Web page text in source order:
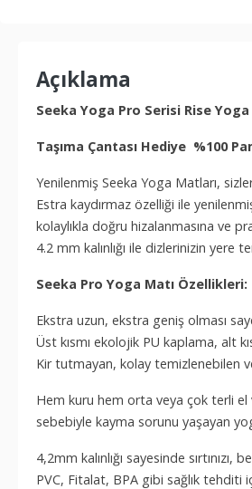
Açıklama
Seeka Yoga Pro Serisi Rise
Taşıma Çantası Hediye %100
Yenilenmiş Seeka Yoga Matları,
Estra kaydırmaz özelliği ile
kolaylıkla doğru hizalanmasına ve
4.2 mm kalınlığı ile dizlerinizin yere
Seeka Pro Yoga Matı Özellikleri:
Ekstra uzun, ekstra geniş olması
Üst kısmı ekolojik PU kaplama, alt
Kir tutmayan, kolay temizlenebilen
Hem kuru hem orta veya çok terli el
sebebiyle kayma sorunu yaşayan
4,2mm kalınlığı sayesinde
PVC, Fitalat, BPA gibi sağlık tehditi